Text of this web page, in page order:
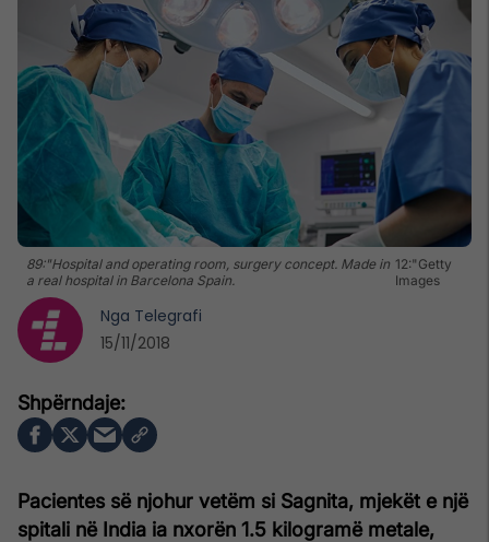
89:"Hospital and operating room, surgery concept. Made in
a real hospital in Barcelona Spain.
12:"Getty
Images
Pacientes së njohur vetëm si Sagnita, mjekët e një
spitali në India ia nxorën 1.5 kilogramë metale,
Nga Telegrafi
15/11/2018